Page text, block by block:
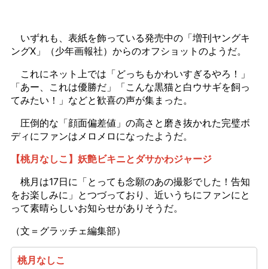
いずれも、表紙を飾っている発売中の「増刊ヤングキ
ングX」（少年画報社）からのオフショットのようだ。
これにネット上では「どっちもかわいすぎるやろ！」
「あー、これは優勝だ」「こんな黒猫と白ウサギを飼っ
てみたい！」などと歓喜の声が集まった。
圧倒的な「顔面偏差値」の高さと磨き抜かれた完璧ボ
ディにファンはメロメロになったようだ。
【桃月なしこ】妖艶ビキニとダサかわジャージ
桃月は17日に「とっても念願のあの撮影でした！告知
をお楽しみに」とつづっており、近いうちにファンにと
って素晴らしいお知らせがありそうだ。
（文＝グラッチェ編集部）
桃月なしこ